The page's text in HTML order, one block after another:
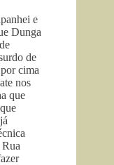
e
Dunga
de
cima
nos
que